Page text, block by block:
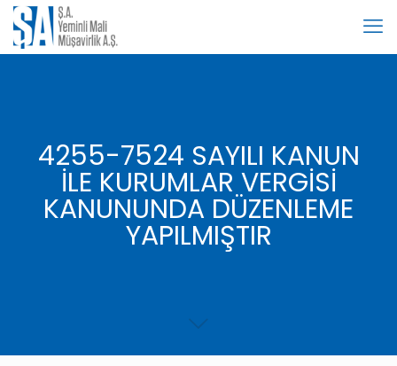
4255-7524 SAYILI KANUN
İLE KURUMLAR VERGİSİ
KANUNUNDA DÜZENLEME
YAPILMIŞTIR